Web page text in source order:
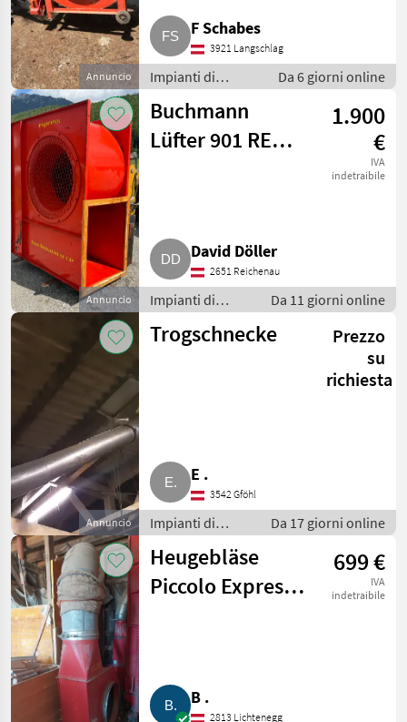
Annuncio
F Schabes
3921 Langschlag
Impianti di
movimentazione
e trasporto /
Soffiatori
Da 6 giorni online
Annuncio
Buchmann
Lüfter 901 RE
1.900
€
IVA
indetraibile
David Döller
2651 Reichenau
Impianti di
movimentazione
e trasporto /
Da 11 giorni online
Annuncio
Trogschnecke
Prezzo
su
richiesta
E .
3542 Gföhl
Impianti di
movimentazione
e trasporto /
Soffiatori
Da 17 giorni online
Heugebläse
Piccolo Express
699 €
IVA
indetraibile
B .
2813 Lichtenegg